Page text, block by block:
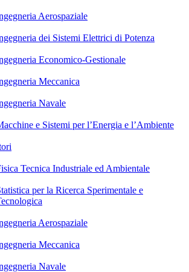
Aerospaziale
dei Sistemi Elettrici di Potenza
Economico-Gestionale
Meccanica
Navale
e Sistemi per l’Energia e l’Ambiente
Tecnica Industriale ed Ambientale
per la Ricerca Sperimentale e
Aerospaziale
Meccanica
Navale